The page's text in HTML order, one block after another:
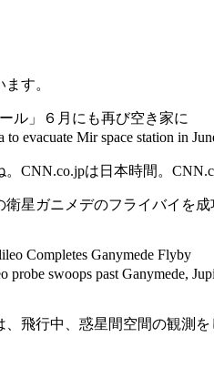
す。
ル」６月にも再び空き家に
evacuate Mir space station in
CNN.co.jpは日本時間。
星ガニメデのフライバイを成
Completes Ganymede Flyby
swoops past Ganymede,
飛行中、惑星間空間の観測を